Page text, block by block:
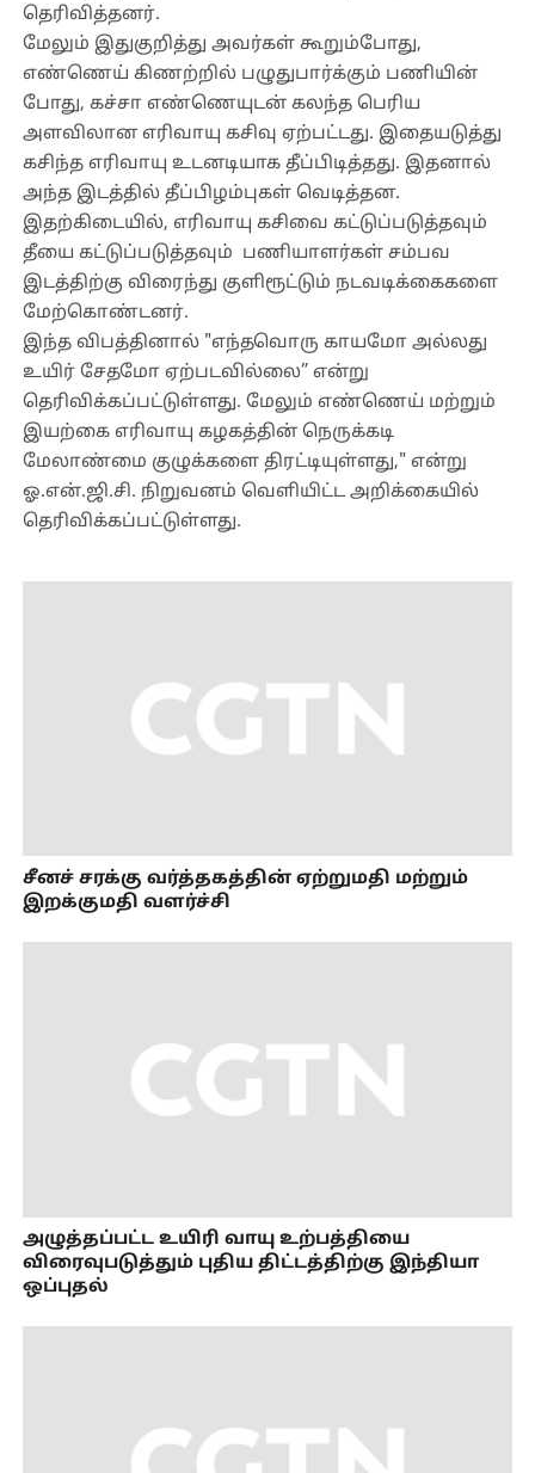
தெரிவித்தனர்.
மேலும் இதுகுறித்து அவர்கள் கூறும்போது,
எண்ணெய் கிணற்றில் பழுதுபார்க்கும் பணியின்
போது, கச்சா எண்ணெயுடன் கலந்த பெரிய
அளவிலான எரிவாயு கசிவு ஏற்பட்டது. இதையடுத்து
கசிந்த எரிவாயு உடனடியாக தீப்பிடித்தது. இதனால்
அந்த இடத்தில் தீப்பிழம்புகள் வெடித்தன.
இதற்கிடையில், எரிவாயு கசிவை கட்டுப்படுத்தவும்
தீயை கட்டுப்படுத்தவும் பணியாளர்கள் சம்பவ
இடத்திற்கு விரைந்து குளிரூட்டும் நடவடிக்கைகளை
மேற்கொண்டனர்.
இந்த விபத்தினால் "எந்தவொரு காயமோ அல்லது
உயிர் சேதமோ ஏற்படவில்லை” என்று
தெரிவிக்கப்பட்டுள்ளது. மேலும் எண்ணெய் மற்றும்
இயற்கை எரிவாயு கழகத்தின் நெருக்கடி
மேலாண்மை குழுக்களை திரட்டியுள்ளது," என்று
ஓ.என்.ஜி.சி. நிறுவனம் வெளியிட்ட அறிக்கையில்
தெரிவிக்கப்பட்டுள்ளது.
சீனச் சரக்கு வர்த்தகத்தின் ஏற்றுமதி மற்றும்
இறக்குமதி வளர்ச்சி
அழுத்தப்பட்ட உயிரி வாயு உற்பத்தியை
விரைவுபடுத்தும் புதிய திட்டத்திற்கு இந்தியா
ஒப்புதல்